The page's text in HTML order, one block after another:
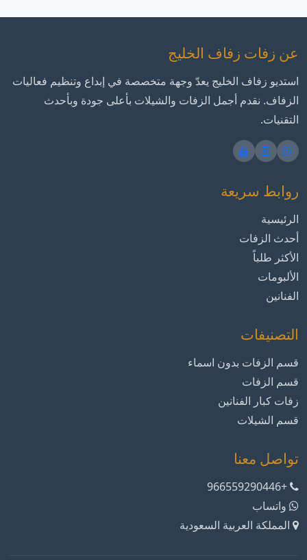
عن زفات زفاف الخليج
استديو زفاف الخليج يعدّ وجهة متخصصة في إبداع وتنظيم فعاليات
الزفاف. نقدم أجمل الزفات والشيلات بأعلى جودة وبأحدث
التقنيات.
روابط سريعة
الرئيسية
أحدث الزفات
الأكثر طلباً
الألبومات
الفنانين
التصنيفات
قسم الزفات بدون اسماء
قسم الزفات
زفات كبار الفنانين
قسم الشيلات
تواصل معنا
+966559290446
واتساب
المملكة العربية السعودية